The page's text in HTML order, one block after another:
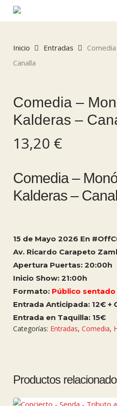
to
content
Inicio Entradas
Canalla
Comedia –
Kalderas –
13,20 €
Comedia –
Kalderas –
15 de Mayo 2026 En
Av. Ricardo Carapeto
Apertura Puertas: 20:00h
Inicio Show: 21:00h
Formato: Público sentado
Entrada Anticipada: 12€ +
Entrada en Taquilla: 15€
Categorías: Entradas, Comedia,
Productos